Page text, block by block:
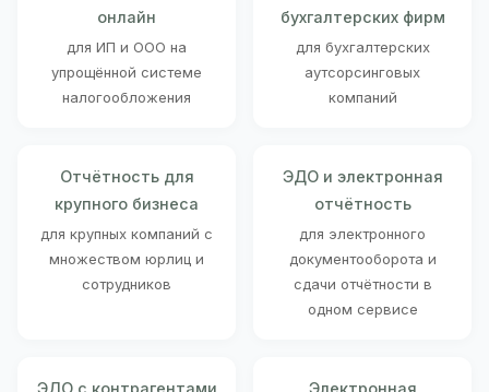
онлайн
для ИП и ООО на
упрощённой системе
налогообложения
бухгалтерских фирм
для бухгалтерских
аутсорсинговых
компаний
Отчётность для
крупного бизнеса
для крупных компаний с
множеством юрлиц и
сотрудников
ЭДО и электронная
отчётность
для электронного
документооборота и
сдачи отчётности в
одном сервисе